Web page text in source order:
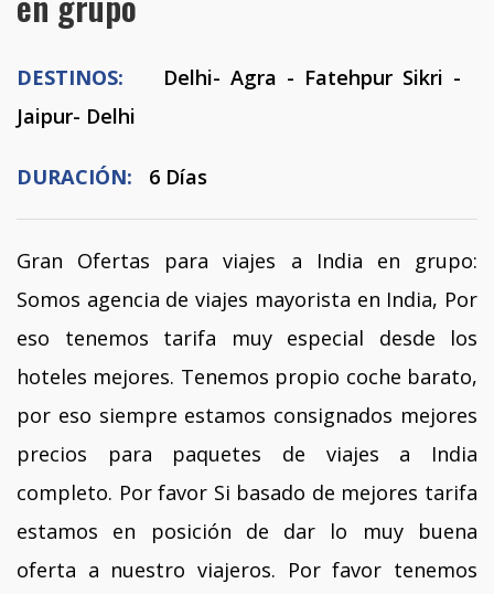
DESTINOS: Delhi- Agra - Fatehpur Sikri -
Jaipur- Delhi
DURACIÓN: 6 Días
Gran Ofertas para viajes a India en grupo:
Somos agencia de viajes mayorista en India, Por
eso tenemos tarifa muy especial desde los
hoteles mejores. Tenemos propio coche barato,
por eso siempre estamos consignados mejores
precios para paquetes de viajes a India
completo. Por favor Si basado de mejores tarifa
estamos en posición de dar lo muy buena
oferta a nuestro viajeros. Por favor tenemos